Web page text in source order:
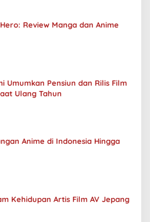
Review Manga dan Anime
Umumkan Pensiun dan Rilis Film
Ulang Tahun
Anime di Indonesia Hingga
Kehidupan Artis Film AV Jepang